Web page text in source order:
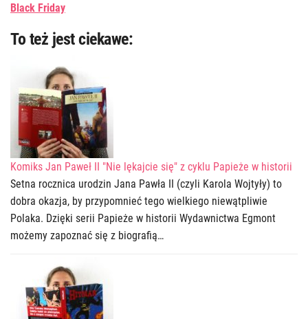
Black Friday
To też jest ciekawe:
Komiks Jan Paweł II "Nie lękajcie się" z cyklu Papieże w historii
Setna rocznica urodzin Jana Pawła II (czyli Karola Wojtyły) to
dobra okazja, by przypomnieć tego wielkiego niewątpliwie
Polaka. Dzięki serii Papieże w historii Wydawnictwa Egmont
możemy zapoznać się z biografią…